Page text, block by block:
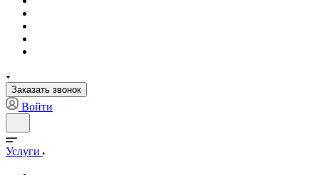
Заказать звонок
Войти
Услуги